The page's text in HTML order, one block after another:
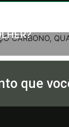
AÇO
que